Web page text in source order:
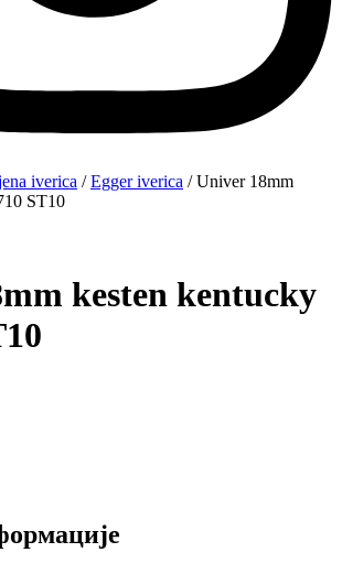
iverica /Egger iverica / Univer 18mm
ST10
kesten kentucky